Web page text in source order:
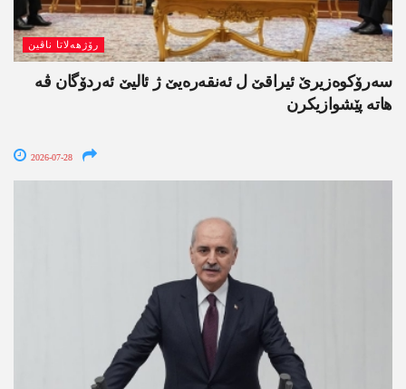
رۆژھەلاتا ناڤین
سەرۆکوەزیرێ ئیراقێ ل ئەنقەرەیێ ژ ئالیێ ئەردۆگان ڤە
ھاتە پێشوازیکرن
2026-07-28